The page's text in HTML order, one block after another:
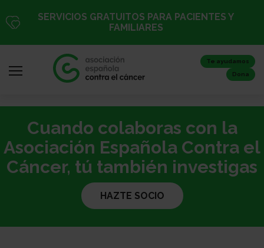
al
SERVICIOS GRATUITOS PARA PACIENTES Y
FAMILIARES
Te ayudamos
Dona
Iniciar
sesión
/
Registro
Inicio
Cuando colaboras con la
Asociación Española Contra el
Cáncer, tú también investigas
HAZTE SOCIO